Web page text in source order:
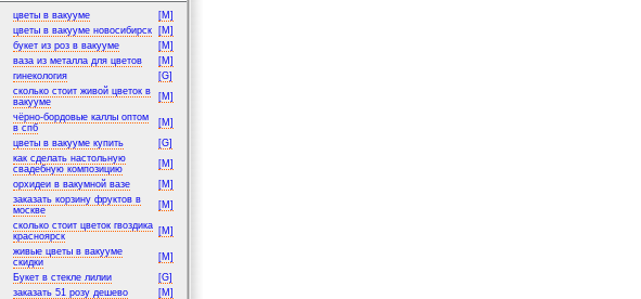
цветы в вакууме
[M]
цветы в вакууме новосибирск
[M]
букет из роз в вакууме
[M]
ваза из металла для цветов
[M]
гинекология
[G]
сколько стоит живой цветок в
вакууме
[M]
чёрно-бордовые каллы оптом
в спб
[M]
цветы в вакууме купить
[G]
как сделать настольную
свадебную композицию
[M]
орхидеи в вакумной вазе
[M]
заказать корзину фруктов в
москве
[M]
сколько стоит цветок гвоздика
красноярск
[M]
живые цветы в вакууме
скидки
[M]
Букет в стекле лилии
[G]
заказать 51 розу дешево
[M]